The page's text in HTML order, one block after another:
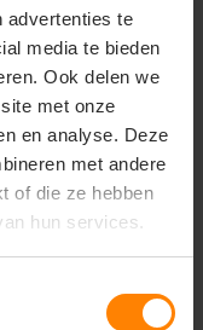
advertenties te
media te bieden
Ook delen we
met onze
en analyse. Deze
met andere
of die ze hebben
hun services.